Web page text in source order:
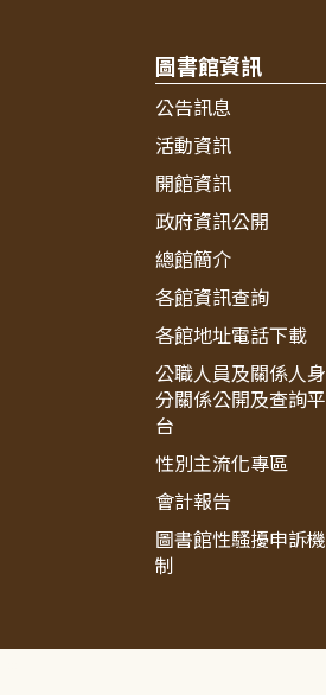
圖書館資訊
公告訊息
活動資訊
開館資訊
政府資訊公開
總館簡介
各館資訊查詢
各館地址電話下載
公職人員及關係人身
分關係公開及查詢平
台
性別主流化專區
會計報告
圖書館性騷擾申訴機
制